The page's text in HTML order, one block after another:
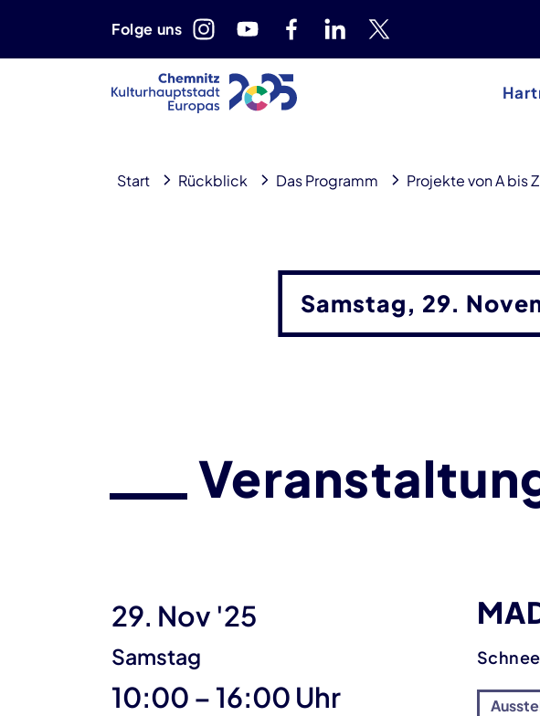
Folge uns
Start Rückblick Das Programm Projekte von A bis Z
Samstag, 29.
29. Nov '25
Samstag
10:00 – bis
16:00 Uhr